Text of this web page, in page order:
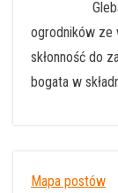
ogrodników ze
skłonność do
bogata w
Mapa postów